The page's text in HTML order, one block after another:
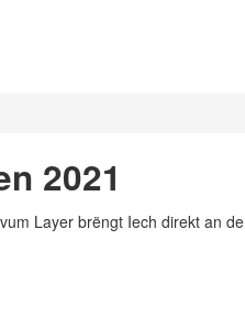
2021
Layer brëngt Iech direkt an de